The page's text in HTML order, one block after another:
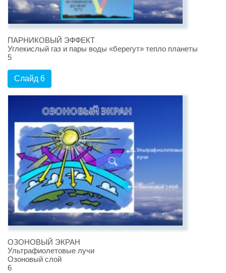
ПАРНИКОВЫЙ ЭФФЕКТ
Углекислый газ и пары воды «берегут» тепло планеты
5
Слайд 6
ОЗОНОВЫЙ ЭКРАН
Ультрафиолетовые лучи
Озоновый слой
6